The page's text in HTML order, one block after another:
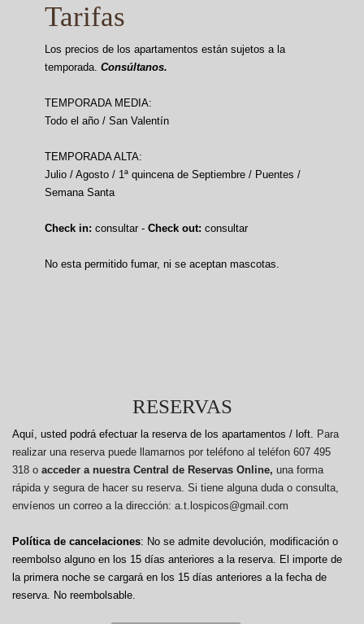
Tarifas
Los precios de los apartamentos están sujetos a la
temporada. Consúltanos.
TEMPORADA MEDIA:
Todo el año / San Valentín
TEMPORADA ALTA:
Julio / Agosto / 1ª quincena de Septiembre / Puentes /
Semana Santa
Check in: consultar - Check out: consultar
No esta permitido fumar, ni se aceptan mascotas.
RESERVAS
Aquí, usted podrá efectuar la reserva de los apartamentos / loft. Para
realizar una reserva puede llamarnos por teléfono al teléfon 607 495
318 o acceder a nuestra Central de Reservas Online, una forma
rápida y segura de hacer su reserva. Si tiene alguna duda o consulta,
envíenos un correo a la dirección: a.t.lospicos@gmail.com
Política de cancelaciones: No se admite devolución, modificación o
reembolso alguno en los 15 días anteriores a la reserva. El importe de
la primera noche se cargará en los 15 días anteriores a la fecha de
reserva. No reembolsable.